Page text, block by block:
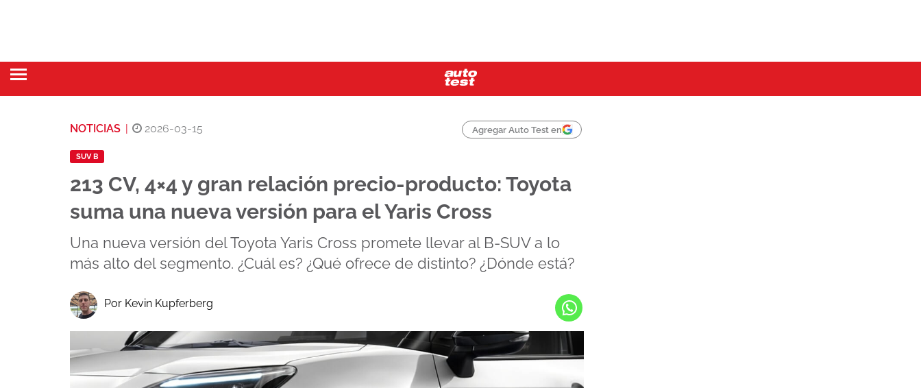
NOTICIAS 2026-03-15 Agregar Auto Test en
SUV B
213 CV, 4×4 y gran relación precio-producto: Toyota
suma una nueva versión para el Yaris Cross
Una nueva versión del Toyota Yaris Cross promete llevar al B-SUV a lo
más alto del segmento. ¿Cuál es? ¿Qué ofrece de distinto? ¿Dónde está?
Por Kevin Kupferberg